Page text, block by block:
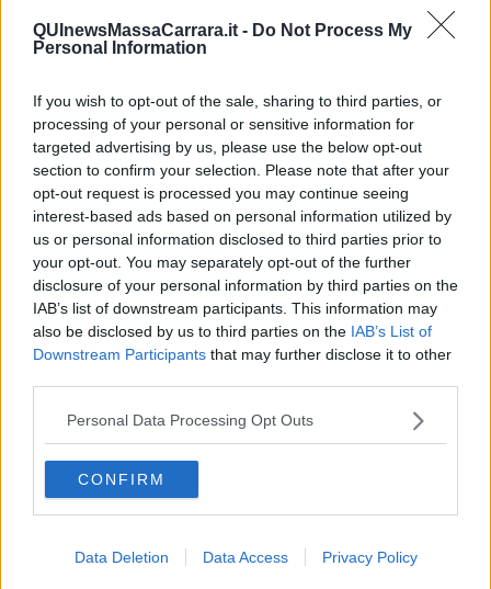
QUInewsMassaCarrara.it - Do Not Process My
Personal Information
If you wish to opt-out of the sale, sharing to third parties, or
processing of your personal or sensitive information for
targeted advertising by us, please use the below opt-out
section to confirm your selection. Please note that after your
opt-out request is processed you may continue seeing
interest-based ads based on personal information utilized by
us or personal information disclosed to third parties prior to
your opt-out. You may separately opt-out of the further
disclosure of your personal information by third parties on the
IAB’s list of downstream participants. This information may
also be disclosed by us to third parties on the IAB’s List of
Downstream Participants that may further disclose it to other
Personal Data Processing Opt Outs
CONFIRM
Data Deletion Data Access Privacy Policy
Estate
Il lago
La classe
Pensieri incoerenti
Dal balcone
Insomnia
Il guardiano
Lo sgombero
Erodoto e Tucidide
Il padre della storia
Pensieri brevi
L'evoluzione della specie
Il servizio
Riflessioni
L'Oscuro
Generazioni
Il paese dei balocchi
Ciò che resta
La balena
Vittorio
La bufera
Primavera